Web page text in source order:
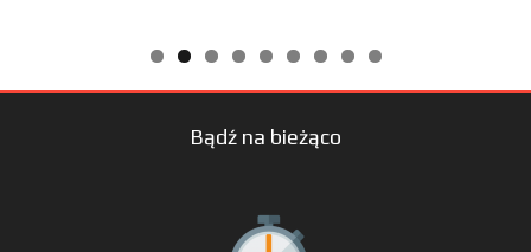
Bądź na bieżąco